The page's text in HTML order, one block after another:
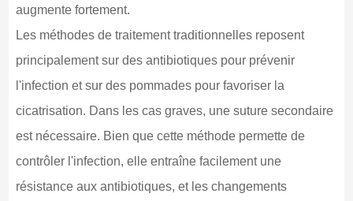
augmente fortement.
Les méthodes de traitement traditionnelles reposent
principalement sur des antibiotiques pour prévenir
l'infection et sur des pommades pour favoriser la
cicatrisation. Dans les cas graves, une suture secondaire
est nécessaire. Bien que cette méthode permette de
contrôler l'infection, elle entraîne facilement une
résistance aux antibiotiques, et les changements